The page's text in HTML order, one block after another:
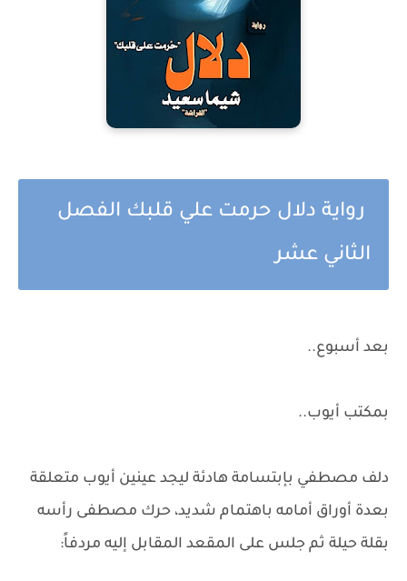
رواية دلال حرمت علي قلبك الفصل
الثاني عشر
بعد أسبوع..
بمكتب أيوب..
دلف مصطفي بإبتسامة هادئة ليجد عينين أيوب متعلقة
بعدة أوراق أمامه باهتمام شديد، حرك مصطفى رأسه
بقلة حيلة ثم جلس على المقعد المقابل إليه مردفاً: